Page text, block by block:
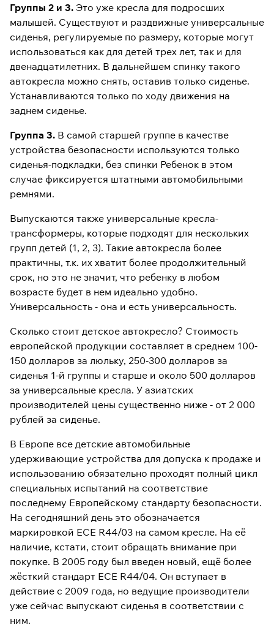
Группы 2 и 3. Это уже кресла для подросших
малышей. Существуют и раздвижные универсальные
сиденья, регулируемые по размеру, которые могут
использоваться как для детей трех лет, так и для
двенадцатилетних. В дальнейшем спинку такого
автокресла можно снять, оставив только сиденье.
Устанавливаются только по ходу движения на
заднем сиденье.
Группа 3. В самой старшей группе в качестве
устройства безопасности используются только
сиденья-подкладки, без спинки Ребенок в этом
случае фиксируется штатными автомобильными
ремнями.
Выпускаются также универсальные кресла-
трансформеры, которые подходят для нескольких
групп детей (1, 2, 3). Такие автокресла более
практичны, т.к. их хватит более продолжительный
срок, но это не значит, что ребенку в любом
возрасте будет в нем идеально удобно.
Универсальность - она и есть универсальность.
Сколько стоит детское автокресло? Стоимость
европейской продукции составляет в среднем 100-
150 долларов за люльку, 250-300 долларов за
сиденья 1-й группы и старше и около 500 долларов
за универсальные кресла. У азиатских
производителей цены существенно ниже - от 2 000
рублей за сиденье.
В Европе все детские автомобильные
удерживающие устройства для допуска к продаже и
использованию обязательно проходят полный цикл
специальных испытаний на соответствие
последнему Европейскому стандарту безопасности.
На сегодняшний день это обозначается
маркировкой ECE R44/03 на самом кресле. На её
наличие, кстати, стоит обращать внимание при
покупке. В 2005 году был введен новый, ещё более
жёсткий стандарт ECE R44/04. Он вступает в
действие с 2009 года, но ведущие производители
уже сейчас выпускают сиденья в соответствии с
ним.